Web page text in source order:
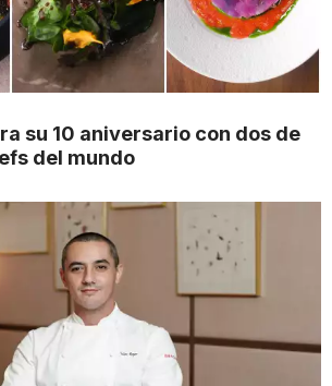
su 10 aniversario con dos de
del mundo